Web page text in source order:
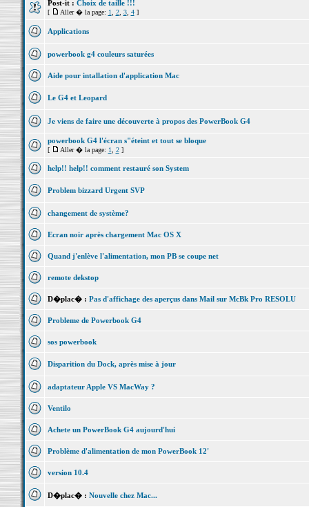
Post-it : Choix de taille !!!
[ Aller � la page: 1 2, 3, 4]
Applications
powerbook g4 couleurs saturées
Aide pour intallation d'application Mac
Le G4 et Leopard
Je viens de faire une découverte à propos des PowerBook G4
powerbook G4 l'écran s"éteint et tout se bloque
[ Aller � la page: 1 2]
help!! help!! comment restauré son System
Problem bizzard Urgent SVP
changement de système?
Ecran noir après chargement Mac OS X
Quand j'enlève l'alimentation, mon PB se coupe net
remote dekstop
D�plac� : Pas d'affichage des aperçus dans Mail sur McBk Pro RESOLU
Probleme de Powerbook G4
sos powerbook
Disparition du Dock, après mise à jour
adaptateur Apple VS MacWay ?
Ventilo
Achete un PowerBook G4 aujourd'hui
Problème d'alimentation de mon PowerBook 12'
version 10.4
D�plac� : Nouvelle chez Mac...